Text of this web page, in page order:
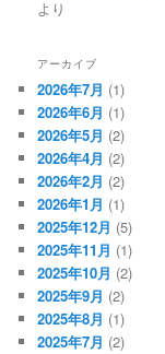
より
アーカイブ
2026年7月 (1)
2026年6月 (1)
2026年5月 (2)
2026年4月 (2)
2026年2月 (2)
2026年1月 (1)
2025年12月 (5)
2025年11月 (1)
2025年10月 (2)
2025年9月 (2)
2025年8月 (1)
2025年7月 (2)